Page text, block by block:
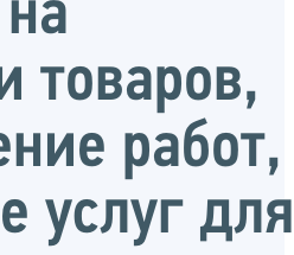
товаров,
работ,
услуг для